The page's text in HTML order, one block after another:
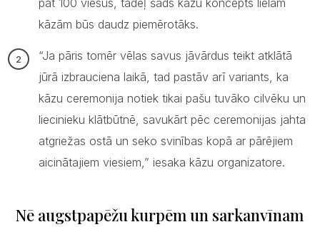
pat 100 viesus, tādēļ šāds kāzu koncepts lielām
kāzām būs daudz piemērotāks.
“Ja pāris tomēr vēlas savus jāvārdus teikt atklātā
jūrā izbrauciena laikā, tad pastāv arī variants, ka
kāzu ceremonija notiek tikai pašu tuvāko cilvēku un
liecinieku klātbūtnē, savukārt pēc ceremonijas jahta
atgriežas ostā un seko svinības kopā ar pārējiem
aicinātajiem viesiem,” iesaka kāzu organizatore.
Nē augstpapēžu kurpēm un sarkanvīnam